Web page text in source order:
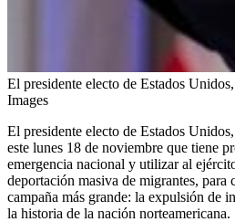
El presidente electo de Estados
Images
El presidente electo de Estados
este lunes 18 de noviembre que tiene
emergencia nacional y utilizar al
deportación masiva de migrantes, para
campaña más grande: la expulsión de
la historia de la nación norteamericana.